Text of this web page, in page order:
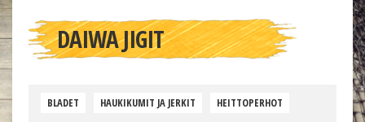
DAIWA JIGIT
BLADET HAUKIKUMIT JA JERKIT HEITTOPERHOT